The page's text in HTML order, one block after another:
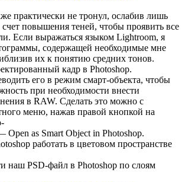
практически не тронул, ослабив лишь
повышения теней, чтобы проявить все
Если выражаться языком Lightroom, я
содержащей необходимые мне
их к понятию средних тонов.
кадр в Photoshop.
его в режим смарт-объекта, чтобы
при необходимости внести
в RAW. Сделать это можно с
меню, нажав правой кнопкой на
as Smart Object in Photoshop.
работать в цветовом пространстве
наш PSD-файл в Photoshop по слоям